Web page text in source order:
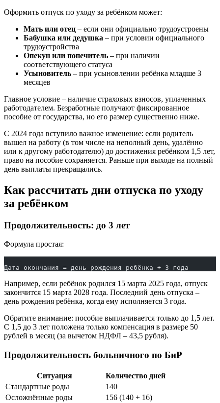
Оформить отпуск по уходу за ребёнком может:
Мать или отец – если они официально трудоустроены
Бабушка или дедушка – при условии официального
трудоустройства
Опекун или попечитель – при наличии
соответствующего статуса
Усыновитель – при усыновлении ребёнка младше 3
месяцев
Главное условие – наличие страховых взносов, уплаченных
работодателем. Безработные получают фиксированное
пособие от государства, но его размер существенно ниже.
С 2024 года вступило важное изменение: если родитель
вышел на работу (в том числе на неполный день, удалённо
или к другому работодателю) до достижения ребёнком 1,5 лет,
право на пособие сохраняется. Раньше при выходе на полный
день выплаты прекращались.
Как рассчитать дни отпуска по уходу
за ребёнком
Продолжительность: до 3 лет
Формула простая:
Дата окончания = день рождения ребёнка + 3 года
Например, если ребёнок родился 15 марта 2025 года, отпуск
закончится 15 марта 2028 года. Последний день отпуска –
день рождения ребёнка, когда ему исполняется 3 года.
Обратите внимание: пособие выплачивается только до 1,5 лет.
С 1,5 до 3 лет положена только компенсация в размере 50
рублей в месяц (за вычетом НДФЛ – 43,5 рубля).
Продолжительность больничного по БиР
Ситуация
Количество дней
Стандартные роды
140
Осложнённые роды
156 (140 + 16)